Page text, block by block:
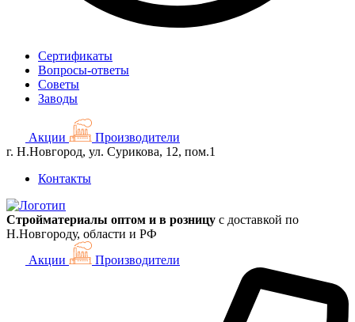
Сертификаты
Вопросы-ответы
Советы
Заводы
Акции
Производители
г. Н.Новгород, ул. Сурикова, 12, пом.1
Контакты
Стройматериалы оптом и в розницу с доставкой по
Н.Новгороду, области и РФ
Акции
Производители